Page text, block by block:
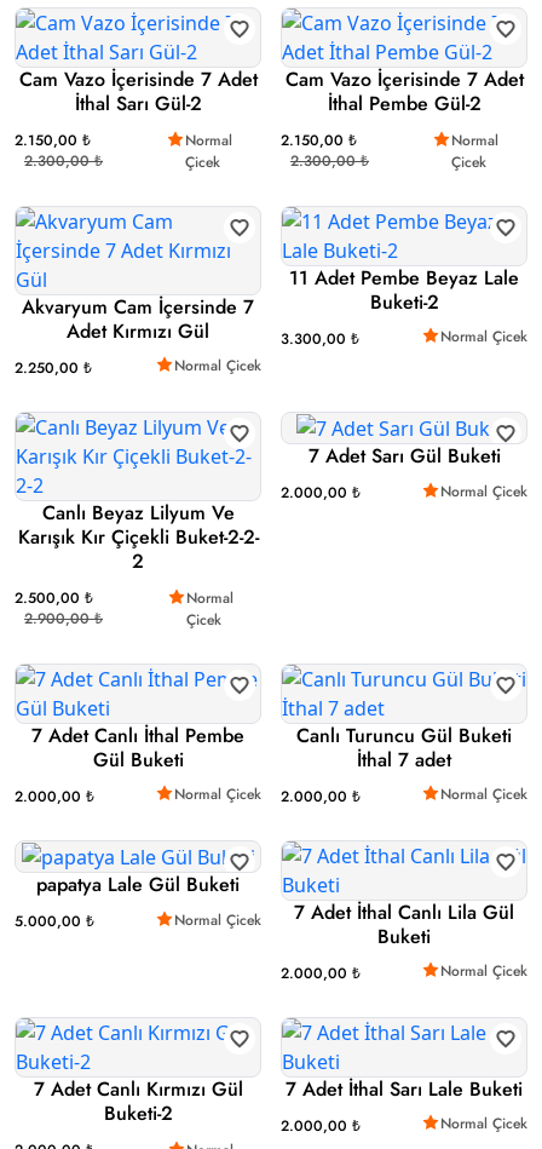
Cam Vazo İçerisinde 7 Adet
İthal Sarı Gül-2
2.150,00 ₺
2.300,00 ₺
Normal
Çicek
Cam Vazo İçerisinde 7 Adet
İthal Pembe Gül-2
2.150,00 ₺
2.300,00 ₺
Normal
Çicek
Akvaryum Cam İçersinde 7
Adet Kırmızı Gül
2.250,00 ₺ Normal Çicek
11 Adet Pembe Beyaz Lale
Buketi-2
3.300,00 ₺ Normal Çicek
Canlı Beyaz Lilyum Ve
Karışık Kır Çiçekli Buket-2-2-
2
2.500,00 ₺
2.900,00 ₺
Normal
Çicek
7 Adet Sarı Gül Buketi
2.000,00 ₺ Normal Çicek
7 Adet Canlı İthal Pembe
Gül Buketi
2.000,00 ₺ Normal Çicek
Canlı Turuncu Gül Buketi
İthal 7 adet
2.000,00 ₺ Normal Çicek
papatya Lale Gül Buketi
5.000,00 ₺ Normal Çicek
7 Adet İthal Canlı Lila Gül
Buketi
2.000,00 ₺ Normal Çicek
7 Adet Canlı Kırmızı Gül
Buketi-2
7 Adet İthal Sarı Lale Buketi
2.000,00 ₺ Normal Çicek